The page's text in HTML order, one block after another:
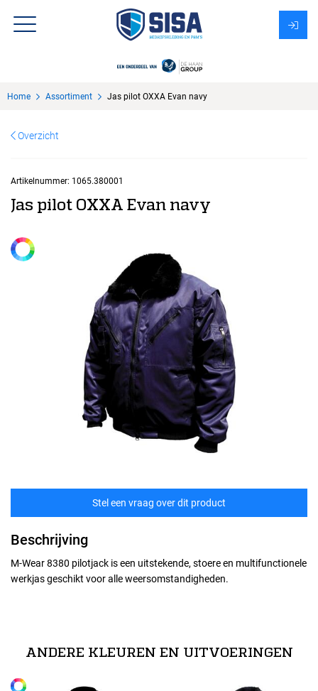
Over Sisa
KMS
Uitzendbureau?
Home Assortiment Jas pilot OXXA Evan navy
Overzicht
Artikelnummer: 1065.380001
Jas pilot OXXA Evan navy
Stel een vraag over dit product
Beschrijving
M-Wear 8380 pilotjack is een uitstekende, stoere en multifunctionele
werkjas geschikt voor alle weersomstandigheden.
ritssluiting // Afneembare bontkraag // Afritsbare mouwen //
de mouw en een telefoonzak // Kleur: ma
Lees meer
ANDERE KLEUREN EN UITVOERINGEN